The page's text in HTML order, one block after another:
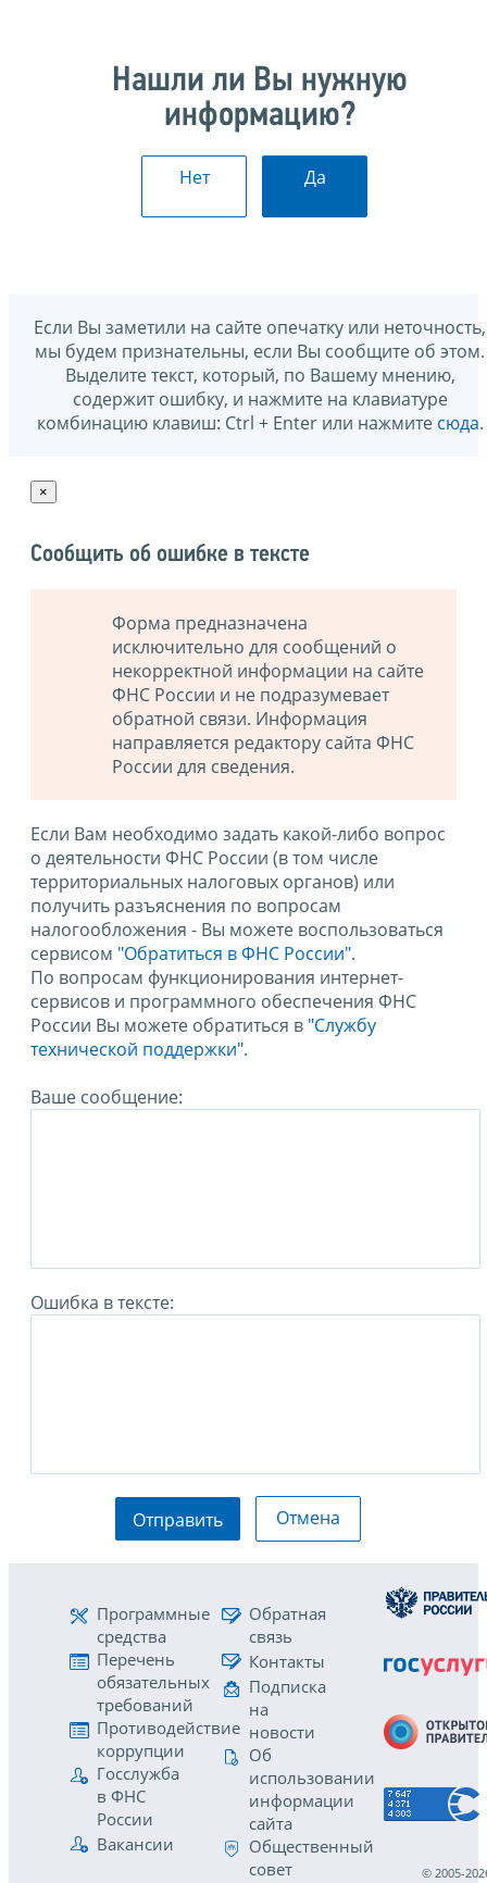
Нашли ли Вы нужную
информацию?
Нет Да
Если Вы заметили на сайте опечатку или неточность,
мы будем признательны, если Вы сообщите об этом.
Выделите текст, который, по Вашему мнению,
содержит ошибку, и нажмите на клавиатуре
комбинацию клавиш: Ctrl + Enter или нажмите сюда.
×
Сообщить об ошибке в тексте
Форма предназначена
исключительно для сообщений о
некорректной информации на сайте
ФНС России и не подразумевает
обратной связи. Информация
направляется редактору сайта ФНС
России для сведения.
Если Вам необходимо задать какой-либо вопрос
о деятельности ФНС России (в том числе
территориальных налоговых органов) или
получить разъяснения по вопросам
налогообложения - Вы можете воспользоваться
сервисом "Обратиться в ФНС России".
По вопросам функционирования интернет-
сервисов и программного обеспечения ФНС
России Вы можете обратиться в "Службу
технической поддержки".
Ваше сообщение:
Ошибка в тексте:
Отправить Отмена
Программные
средства
Перечень
обязательных
требований
Противодействие
коррупции
Госслужба
в ФНС
России
Вакансии
Обратная
связь
Контакты
Подписка
на
новости
Об
использовании
информации
сайта
Общественный
совет
© 2005-